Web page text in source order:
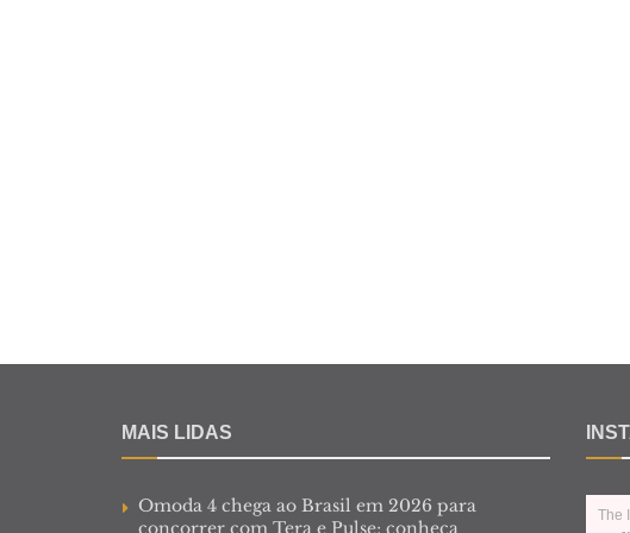
MAIS LIDAS
Omoda 4 chega ao Brasil em 2026 para
concorrer com Tera e Pulse; conheça
The